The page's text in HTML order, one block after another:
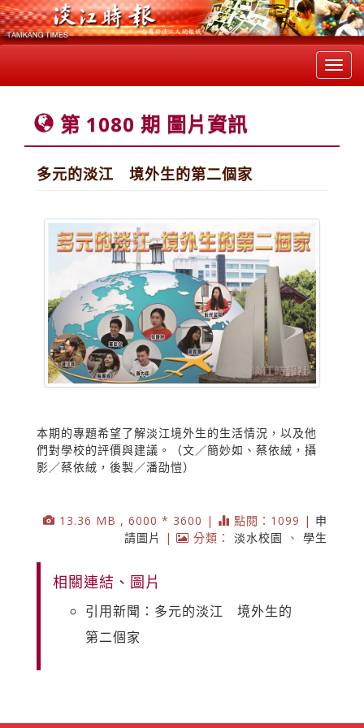
第 1080 期 圖片資訊
多元的淡江 境外生的第二個家
本期的專題希望了解淡江境外生的生活情況，以及他
們對學校的評價與建議。（文／簡妙如、蔡依絨，攝
影／蔡依絨，後製／潘劭愷）
13.36 MB , 6000 * 3600 | 點閱：1099 | 申
請圖片
| 分類： 淡水校園 、 學生
相關連結、圖片
引用新聞：多元的淡江 境外生的
第二個家